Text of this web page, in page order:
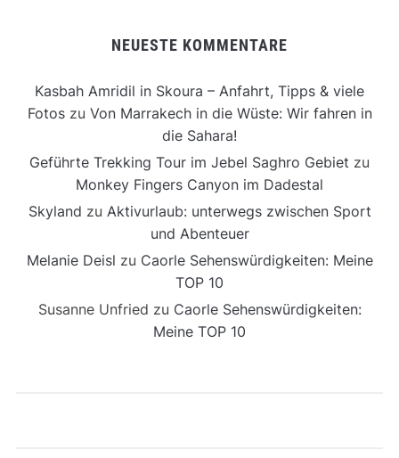
NEUESTE KOMMENTARE
Kasbah Amridil in Skoura – Anfahrt, Tipps & viele
Fotoszu Von Marrakech in die Wüste: Wir fahren in
die Sahara!
Geführte Trekking Tour im Jebel Saghro Gebiet zu
Monkey Fingers Canyon im Dadestal
Skyland zu Aktivurlaub: unterwegs zwischen Sport
und Abenteuer
Melanie Deisl zu Caorle Sehenswürdigkeiten: Meine
TOP 10
Susanne Unfried zu Caorle Sehenswürdigkeiten:
Meine TOP 10